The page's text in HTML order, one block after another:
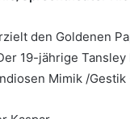
den Goldenen
19-jährige
Mimik /Gestik